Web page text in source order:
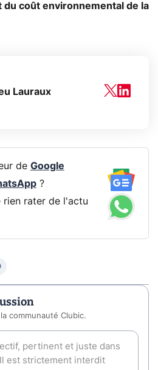
du coût environnemental de la
Lauraux
de Google
?
rien rater de l'actu
communauté Clubic.